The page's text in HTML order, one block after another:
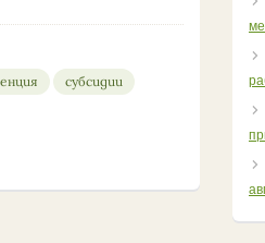
субсидии